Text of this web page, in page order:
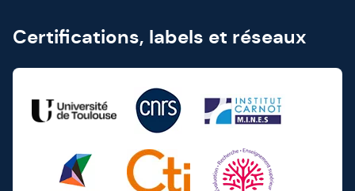
Certifications, labels et réseaux